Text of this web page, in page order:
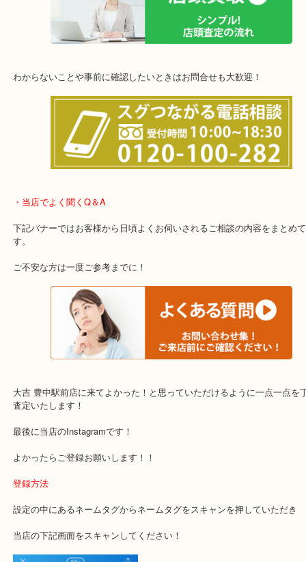
他にも店頭査定も大歓迎！！
わからないことや事前に確認したいときはお問合せも大歓迎！
・当店でよく聞くQ＆A
す。
ご不安な方は一度ご参考までに！